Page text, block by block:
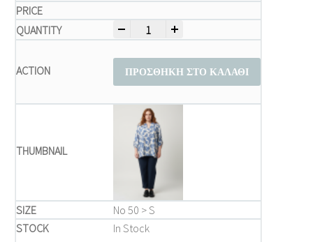
Μπλούζα Plus size quantity
ΠΡΟΣΘΉΚΗ ΣΤΟ ΚΑΛΆΘΙ
Νο 50 > S
In Stock